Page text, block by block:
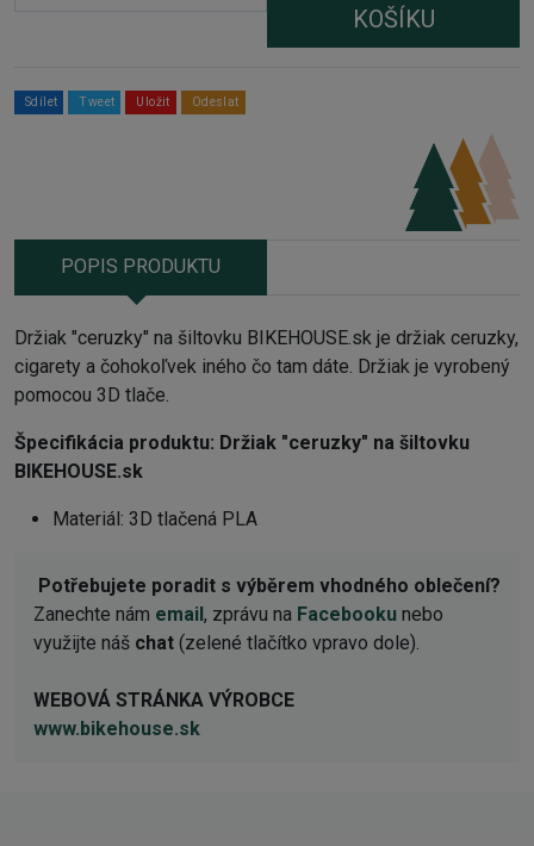
KOŠÍKU
Sdílet Tweet Uložit Odeslat
POPIS PRODUKTU
Držiak "ceruzky" na šiltovku BIKEHOUSE.sk je držiak ceruzky,
cigarety a čohokoľvek iného čo tam dáte. Držiak je vyrobený
pomocou 3D tlače.
Špecifikácia produktu: Držiak "ceruzky" na šiltovku
BIKEHOUSE.sk
Materiál: 3D tlačená PLA
Potřebujete poradit s výběrem vhodného oblečení?
Zanechte nám email, zprávu na Facebooku nebo
využijte náš chat (zelené tlačítko vpravo dole).
WEBOVÁ STRÁNKA VÝROBCE
www.bikehouse.sk